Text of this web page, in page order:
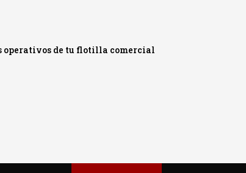
operativos de tu flotilla comercial